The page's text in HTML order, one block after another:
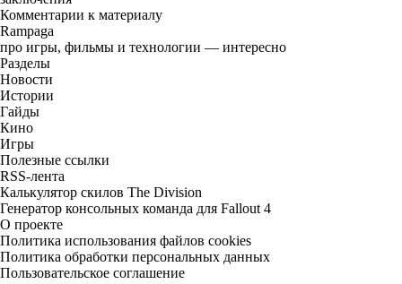
Комментарии к материалу
Rampaga
про игры, фильмы и технологии — интересно
Разделы
Новости
Истории
Гайды
Кино
Игры
Полезные ссылки
RSS-лента
Калькулятор скилов The Division
Генератор консольных команда для Fallout 4
О проекте
Политика использования файлов cookies
Политика обработки персональных данных
Пользовательское соглашение